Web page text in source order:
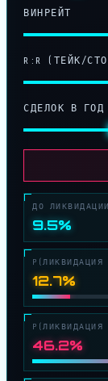
ВИНРЕЙТ
R:R (ТЕЙК/
СДЕЛОК В ГОД
ДО ЛИКВИДАЦИИ
9.5%
12.7%
46.2%